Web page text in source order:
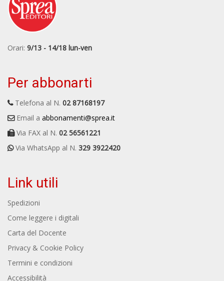
Orari: 9/13 - 14/18 lun-ven
Per abbonarti
Telefona al N. 02 87168197
Email a abbonamenti@sprea.it
Via FAX al N. 02 56561221
Via WhatsApp al N. 329 3922420
Link utili
Spedizioni
Come leggere i digitali
Carta del Docente
Privacy & Cookie Policy
Termini e condizioni
Accessibilità